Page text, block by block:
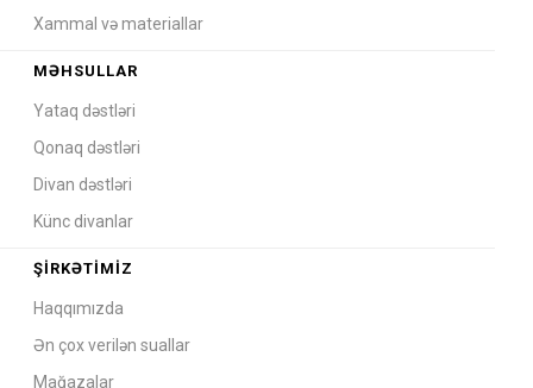
Xammal və materiallar
MƏHSULLAR
Yataq dəstləri
Qonaq dəstləri
Divan dəstləri
Künc divanlar
ŞIRKƏTIMIZ
Haqqımızda
Ən çox verilən suallar
Mağazalar